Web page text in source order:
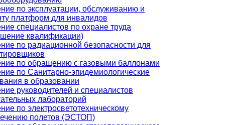
по эксплуатации, обслуживанию и
платформ для инвалидов
специалистов по охране труда
квалификации)
по радиационной безопасности для
по обращению с газовыми баллонами
по Санитарно-эпидемиологические
в образовании
руководителей и специалистов
лабораторий
по электросветотехническому
полетов (ЭСТОП)